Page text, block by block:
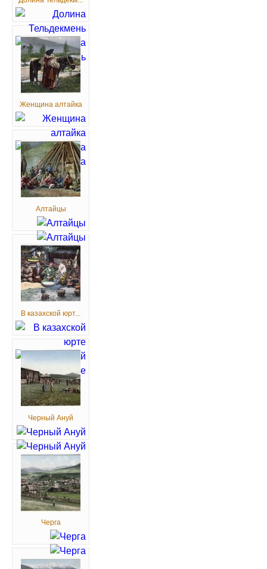
Женщина алтайка
Алтайцы
В казахской юрт...
Черный Ануй
Черга